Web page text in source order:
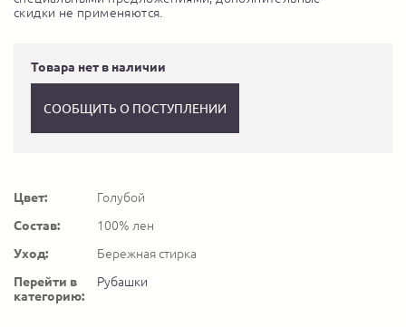
скидки не применяются.
Товара нет в наличии
СООБЩИТЬ О ПОСТУПЛЕНИИ
Цвет:
Голубой
Состав:
100% лен
Уход:
Бережная стирка
Перейти в
категорию:
Рубашки